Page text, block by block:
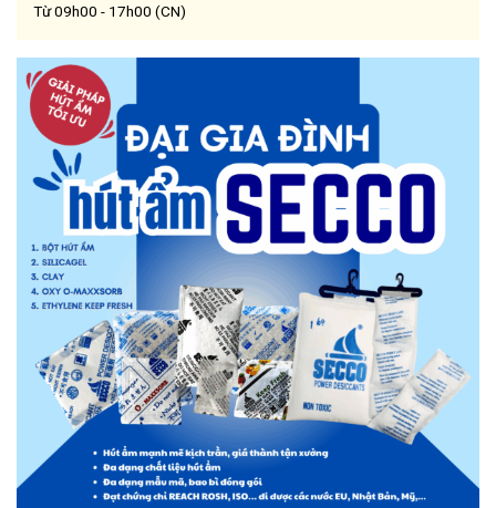
Từ 09h00 - 17h00 (CN)